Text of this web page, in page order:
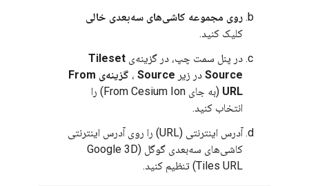
روی مجموعه کاشی‌های سه‌بعدی خالی
کلیک کنید.
در پنل سمت چپ، در گزینه‌ی Tileset
Source در زیر Source ،
گزینه‌ی From
URL
(به جای From Cesium Ion) را
انتخاب کنید.
آدرس اینترنتی (URL) را روی آدرس اینترنتی
کاشی‌های سه‌بعدی گوگل (Google 3D
Tiles URL) تنظیم کنید.